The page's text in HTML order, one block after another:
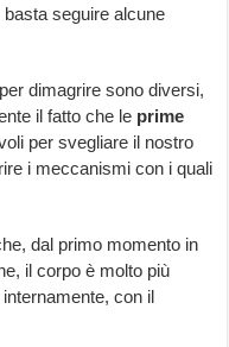
seguire alcune
dimagrire sono diversi,
il fatto che le prime
per svegliare il nostro
i meccanismi con i quali
dal primo momento in
il corpo è molto più
con il